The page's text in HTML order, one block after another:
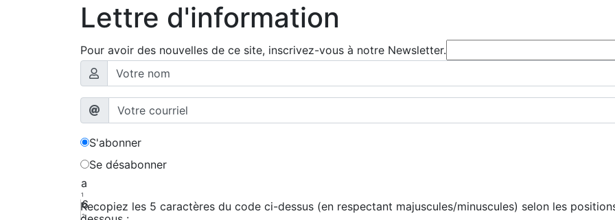
Lettre d'information
Pour avoir des nouvelles de ce site, inscrivez-vous à notre Newsletter.
S'abonner
Se désabonner
a
1
6
2
Recopiez les 5 caractères du code ci-dessus (en respectant majuscules/minuscules) selon les